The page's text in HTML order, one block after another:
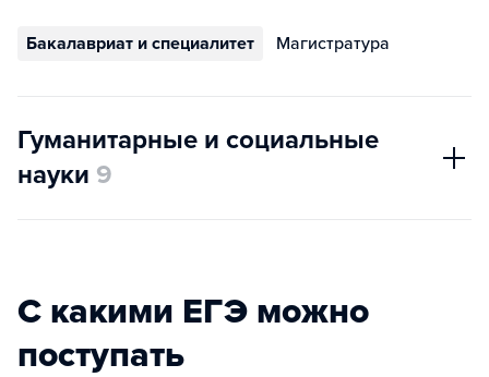
Бакалавриат и специалитет Магистратура
Гуманитарные и социальные
науки 9
С какими ЕГЭ можно
поступать